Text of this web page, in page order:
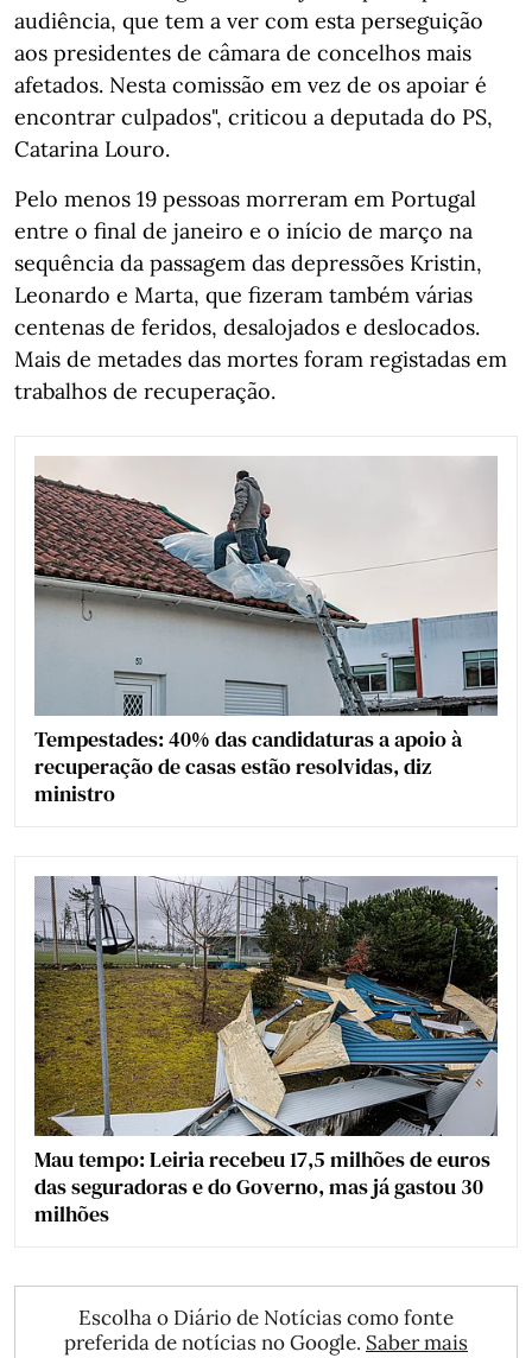
audiência, que tem a ver com esta perseguição
aos presidentes de câmara de concelhos mais
afetados. Nesta comissão em vez de os apoiar é
encontrar culpados", criticou a deputada do PS,
Catarina Louro.
Pelo menos 19 pessoas morreram em Portugal
entre o final de janeiro e o início de março na
sequência da passagem das depressões Kristin,
Leonardo e Marta, que fizeram também várias
centenas de feridos, desalojados e deslocados.
Mais de metades das mortes foram registadas em
trabalhos de recuperação.
Tempestades: 40% das candidaturas a apoio à
recuperação de casas estão resolvidas, diz
ministro
Mau tempo: Leiria recebeu 17,5 milhões de euros
das seguradoras e do Governo, mas já gastou 30
milhões
Escolha o Diário de Notícias como fonte
preferida de notícias no Google. Saber mais